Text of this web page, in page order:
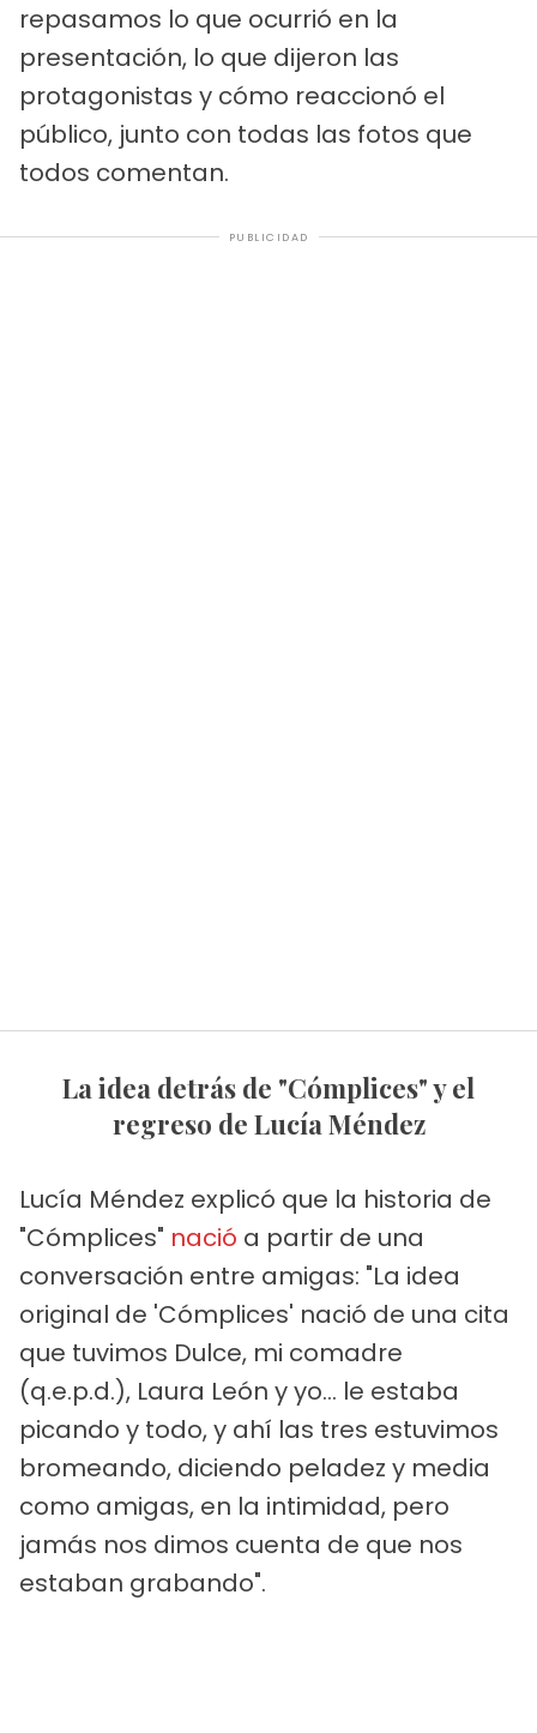
repasamos lo que ocurrió en la
presentación, lo que dijeron las
protagonistas y cómo reaccionó el
público, junto con todas las fotos que
todos comentan.
PUBLICIDAD
La idea detrás de "Cómplices" y el
regreso de Lucía Méndez
Lucía Méndez explicó que la historia de
"Cómplices" nació a partir de una
conversación entre amigas: "La idea
original de 'Cómplices' nació de una cita
que tuvimos Dulce, mi comadre
(q.e.p.d.), Laura León y yo... le estaba
picando y todo, y ahí las tres estuvimos
bromeando, diciendo peladez y media
como amigas, en la intimidad, pero
jamás nos dimos cuenta de que nos
estaban grabando".